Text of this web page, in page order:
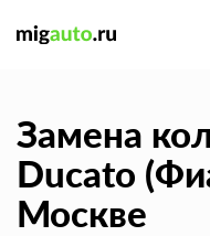
Замена
Ducato
Москве